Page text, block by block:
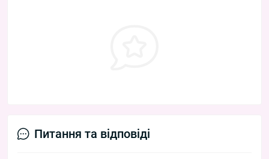
Питання та відповіді